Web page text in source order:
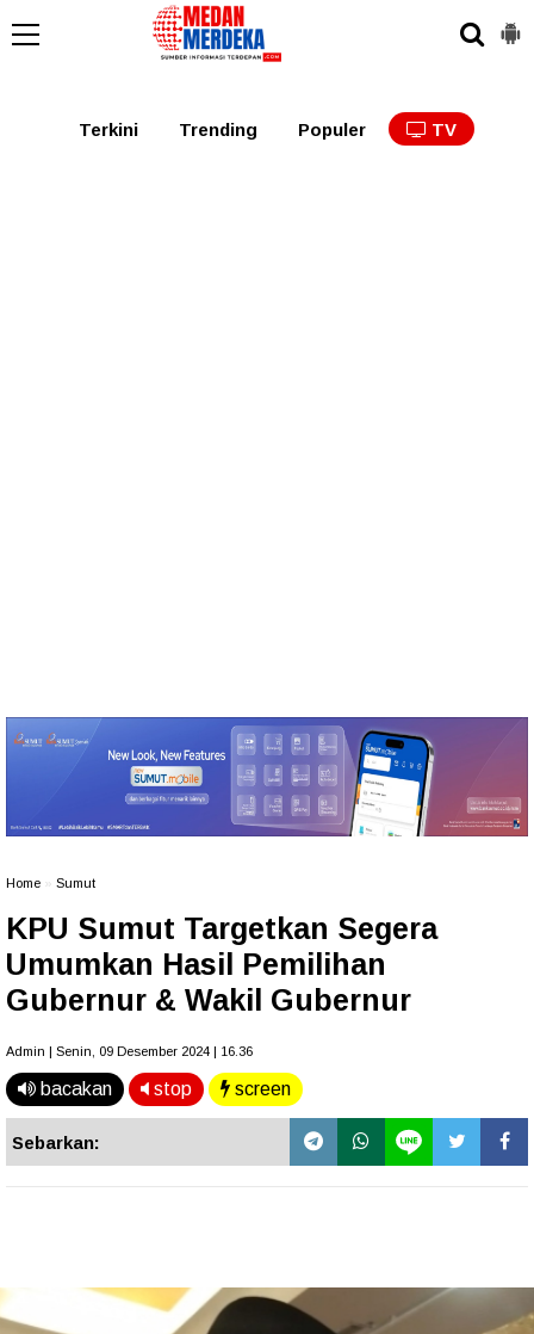
Tabagsel Tapanuli
Terkini Trending Populer TV
Home Sumut
KPU Sumut Targetkan Segera
Umumkan Hasil Pemilihan
Gubernur & Wakil Gubernur
Admin | Senin, 09 Desember 2024 | 16.36
bacakan stop screen
Sebarkan: